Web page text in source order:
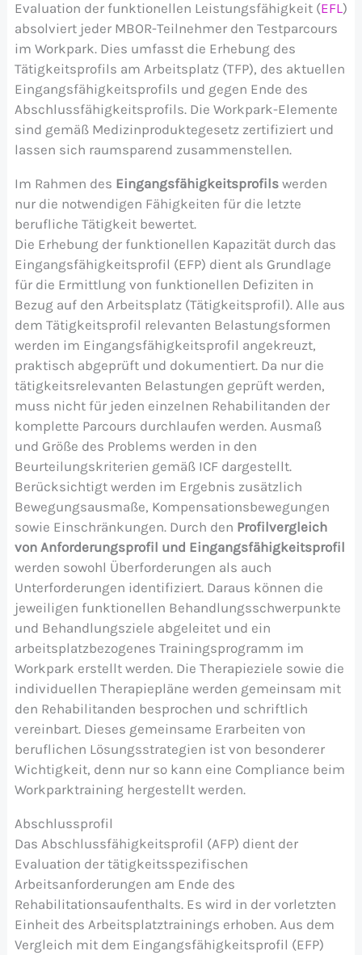
Evaluation der funktionellen Leistungsfähigkeit (EFL)
absolviert jeder MBOR-Teilnehmer den Testparcours
im Workpark. Dies umfasst die Erhebung des
Tätigkeitsprofils am Arbeitsplatz (TFP), des aktuellen
Eingangsfähigkeitsprofils und gegen Ende des
Abschlussfähigkeitsprofils. Die Workpark-Elemente
sind gemäß Medizinproduktegesetz zertifiziert und
lassen sich raumsparend zusammenstellen.
Im Rahmen des Eingangsfähigkeitsprofils werden
nur die notwendigen Fähigkeiten für die letzte
berufliche Tätigkeit bewertet.
Die Erhebung der funktionellen Kapazität durch das
Eingangsfähigkeitsprofil (EFP) dient als Grundlage
für die Ermittlung von funktionellen Defiziten in
Bezug auf den Arbeitsplatz (Tätigkeitsprofil). Alle aus
dem Tätigkeitsprofil relevanten Belastungsformen
werden im Eingangsfähigkeitsprofil angekreuzt,
praktisch abgeprüft und dokumentiert. Da nur die
tätigkeitsrelevanten Belastungen geprüft werden,
muss nicht für jeden einzelnen Rehabilitanden der
komplette Parcours durchlaufen werden. Ausmaß
und Größe des Problems werden in den
Beurteilungskriterien gemäß ICF dargestellt.
Berücksichtigt werden im Ergebnis zusätzlich
Bewegungsausmaße, Kompensationsbewegungen
sowie Einschränkungen. Durch den Profilvergleich
von Anforderungsprofil und Eingangsfähigkeitsprofil
werden sowohl Überforderungen als auch
Unterforderungen identifiziert. Daraus können die
jeweiligen funktionellen Behandlungsschwerpunkte
und Behandlungsziele abgeleitet und ein
arbeitsplatzbezogenes Trainingsprogramm im
Workpark erstellt werden. Die Therapieziele sowie die
individuellen Therapiepläne werden gemeinsam mit
den Rehabilitanden besprochen und schriftlich
vereinbart. Dieses gemeinsame Erarbeiten von
beruflichen Lösungsstrategien ist von besonderer
Wichtigkeit, denn nur so kann eine Compliance beim
Workparktraining hergestellt werden.
Abschlussprofil
Das Abschlussfähigkeitsprofil (AFP) dient der
Evaluation der tätigkeitsspezifischen
Arbeitsanforderungen am Ende des
Rehabilitationsaufenthalts. Es wird in der vorletzten
Einheit des Arbeitsplatztrainings erhoben. Aus dem
Vergleich mit dem Eingangsfähigkeitsprofil (EFP)